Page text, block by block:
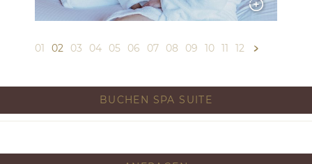
01 02 03 04 05 06 07 08 09 10 11 12
BUCHEN SPA SUITE